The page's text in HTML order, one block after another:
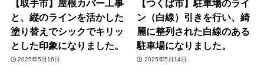
【取手市】屋根カバー工事
と、縦のラインを活かした
塗り替えでシックでキリッ
とした印象になりました。
2025年5月16日
【つくば市】駐車場のライ
ン（白線）引きを行い、綺
麗に整列された白線のある
駐車場になりました。
2025年5月14日